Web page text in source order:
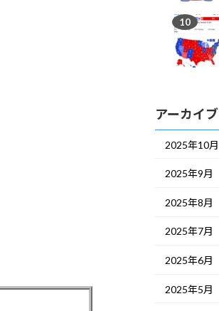
アーカイブ
2025年10月
2025年9月
2025年8月
2025年7月
2025年6月
2025年5月